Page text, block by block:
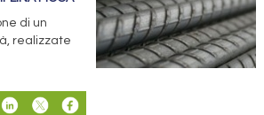
di un
realizzate